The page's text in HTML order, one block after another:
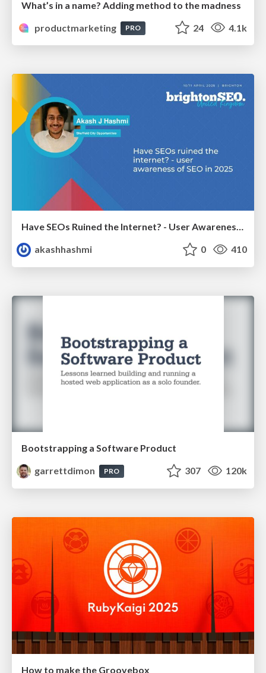
What’s in a name? Adding method to the madness
productmarketing
PRO 24 4.1k
Have SEOs Ruined the Internet? - User Awareness of SEO in 2025
akashhashmi
0 410
Bootstrapping a Software Product
garrettdimon
PRO 307 120k
How to make the Groovebox